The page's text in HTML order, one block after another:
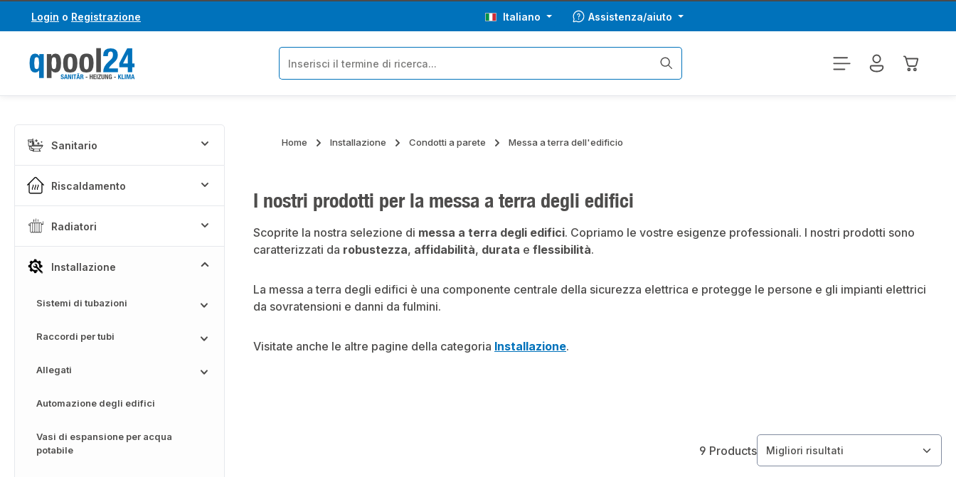
al contenuto principale
Salta alla ricerca
Login o Registrazione Italiano Assistenza/aiuto
Il
Sanitario
Riscaldamento
Radiatori
Installazione
Sistemi di tubazioni
Raccordi per tubi
Allegati
Automazione degli edifici
Vasi di espansione per acqua
potabile
Home Installazione Condotti a parete Messa a terra dell'edificio
I nostri prodotti per la messa a terra degli edifici
Scoprite la nostra selezione di messa a terra degli edifici. Copriamo le vostre esigenze professionali. I nostri prodotti sono
caratterizzati da robustezza, affidabilità, durata e flessibilità.
La messa a terra degli edifici è una componente centrale della sicurezza elettrica e protegge le persone e gli impianti elettrici
da sovratensioni e danni da fulmini.
Visitate anche le altre pagine della categoria Installazione.
9 Products